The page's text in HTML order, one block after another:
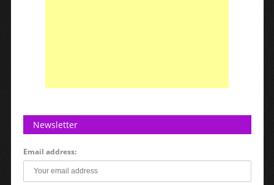
Newsletter
Email address: